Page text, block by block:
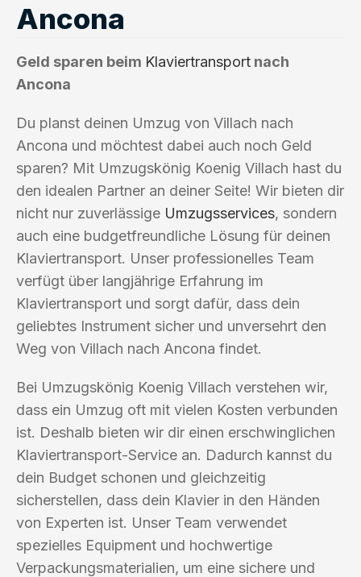
Ancona
Geld sparen beim Klaviertransport nach
Ancona
Du planst deinen Umzug von Villach nach
Ancona und möchtest dabei auch noch Geld
sparen? Mit Umzugskönig Koenig Villach hast du
den idealen Partner an deiner Seite! Wir bieten dir
nicht nur zuverlässige Umzugsservices, sondern
auch eine budgetfreundliche Lösung für deinen
Klaviertransport. Unser professionelles Team
verfügt über langjährige Erfahrung im
Klaviertransport und sorgt dafür, dass dein
geliebtes Instrument sicher und unversehrt den
Weg von Villach nach Ancona findet.
Bei Umzugskönig Koenig Villach verstehen wir,
dass ein Umzug oft mit vielen Kosten verbunden
ist. Deshalb bieten wir dir einen erschwinglichen
Klaviertransport-Service an. Dadurch kannst du
dein Budget schonen und gleichzeitig
sicherstellen, dass dein Klavier in den Händen
von Experten ist. Unser Team verwendet
spezielles Equipment und hochwertige
Verpackungsmaterialien, um eine sichere und